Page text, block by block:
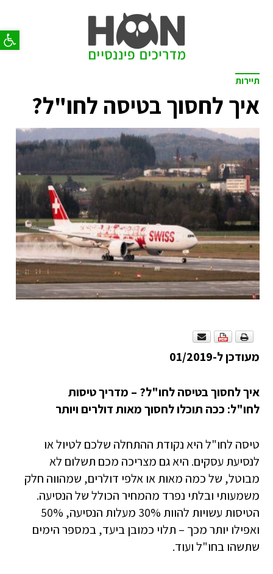
פתח
תיירות
איך לחסוך בטיסה לחו"ל?
מעודכן ל-01/2019
איך לחסוך בטיסה לחו"ל? – מדריך טיסות
לחו"ל: ככה תוכלו לחסוך מאות דולרים ויותר
טיסה לחו"ל היא נקודת ההתחלה שלכם לטיול או
לנסיעת עסקים. היא גם מצריכה מכם תשלום לא
מבוטל, של כמה מאות או אלפי דולרים, שמהווה חלק
משמעותי ובלתי נפרד מהמחיר הכולל של הנסיעה.
הטיסות עשויות להוות 30% מעלות הנסיעה, 50%
ואפילו יותר מכך – תלוי כמובן ביעד, במספר הימים
שתשהו בחו"ל ועוד.